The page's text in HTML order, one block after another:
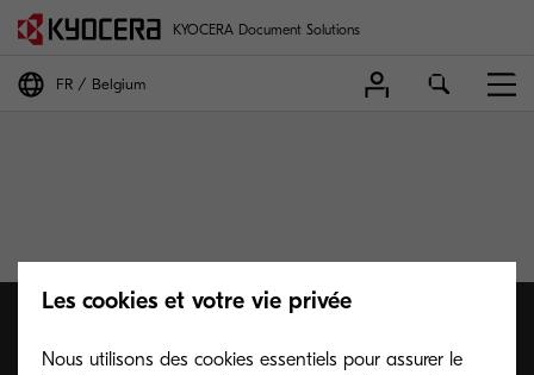
KYOCERA Document Solutions
FR Belgium
Les cookies et votre vie privée
Nous utilisons des cookies essentiels pour assurer le